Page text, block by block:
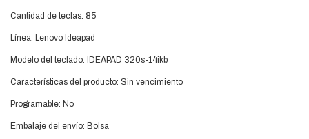
Cantidad de teclas: 85
Línea: Lenovo Ideapad
Modelo del teclado: IDEAPAD 320s-14ikb
Características del producto: Sin vencimiento
Programable: No
Embalaje del envío: Bolsa